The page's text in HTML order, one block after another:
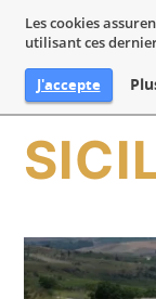
Les cookies
utilisant ces
J'accepte